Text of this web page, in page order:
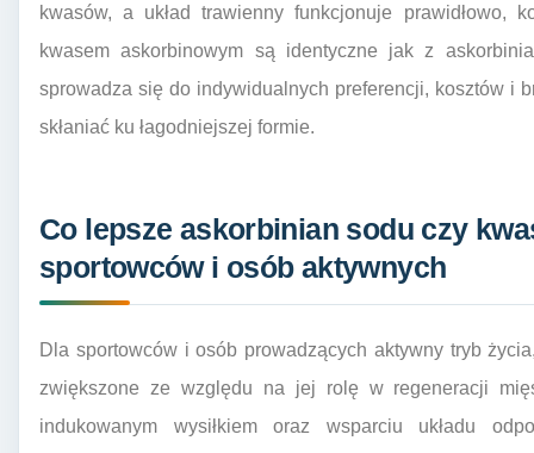
kwasów, a układ trawienny funkcjonuje prawidłowo,
kwasem askorbinowym są identyczne jak z
sprowadza się do indywidualnych preferencji, kosztów i
skłaniać ku łagodniejszej formie.
Co lepsze askorbinian sodu czy
sportowców i osób aktywnych
Dla sportowców i osób prowadzących aktywny tryb
zwiększone ze względu na jej rolę w regeneracji
indukowanym wysiłkiem oraz wsparciu układu